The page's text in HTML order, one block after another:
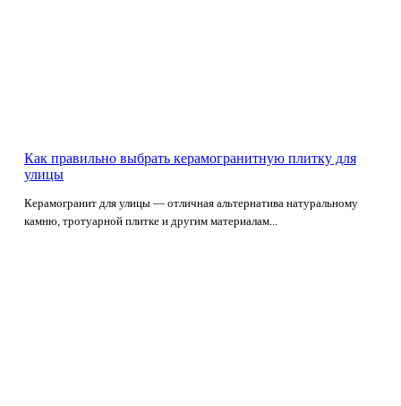
Как правильно выбрать керамогранитную плитку для
улицы
Керамогранит для улицы — отличная альтернатива натуральному
камню, тротуарной плитке и другим материалам...